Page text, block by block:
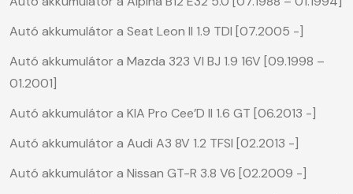
Autó akkumulátor a Seat Leon II 1.9 TDI [07.2005 -]
Autó akkumulátor a Mazda 323 VI BJ 1.9 16V [09.1998 –
01.2001]
Autó akkumulátor a KIA Pro Cee’D II 1.6 GT [06.2013 -]
Autó akkumulátor a Audi A3 8V 1.2 TFSI [02.2013 -]
Autó akkumulátor a Nissan GT-R 3.8 V6 [02.2009 -]